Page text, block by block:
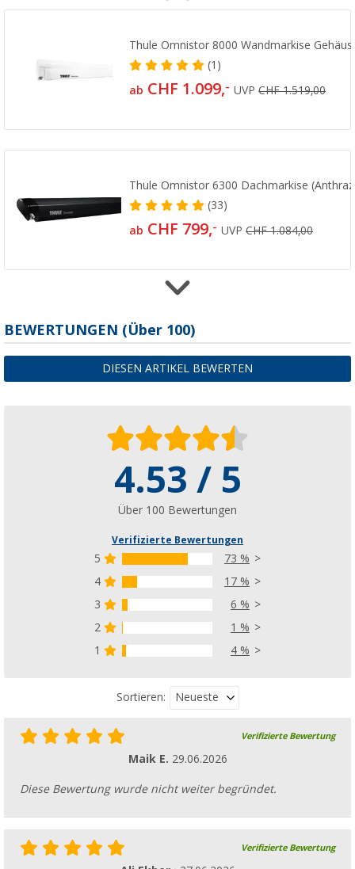
Thule Omnistor 8000 Wandmarkise
(1)
ab CHF 1.099,- UVPCHF 1.519,00
Thule Omnistor 6300 Dachmarkise
(33)
ab CHF 799,- UVPCHF 1.084,00
Thule Omnistor 6300 Dachmarkise
(32)
ab CHF 949,- UVPCHF 1.234,00
Thule Omnistor 9200 Dachmarkise Weiß
ab CHF 1.149,- UVP
BEWERTUNGEN (Über 100)
DIESEN ARTIKEL BEWERTEN
4.53 / 5
Über 100 Bewertungen
Verifizierte Bewertungen
5
73 %
4
17 %
3
6 %
2
1 %
1
4 %
Sortieren: Neueste
Verifizierte Bewertung
Maik E. 29.06.2026
Diese Bewertung wurde nicht weiter begründet.
Verifizierte Bewertung